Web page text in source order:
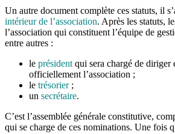
Un autre document complète ces statuts, il
intérieur de l’association. Après les statuts,
l’association qui constituent l’équipe de
entre autres :
le président qui sera chargé de diriger
officiellement l’association ;
le trésorier;
un secrétaire.
C’est l’assemblée générale constitutive,
qui se charge de ces nominations. Une fois